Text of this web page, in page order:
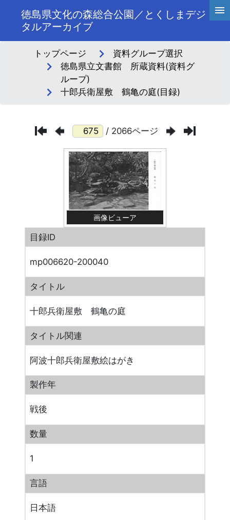
徳島県文化の森総合公園／とくしまデジ
タルアーカイブ
トップページ
資料グループ選択
徳島県立文書館 所蔵資料(資料グ
ループ)
十郎兵衛屋敷 鶴亀の庭(目録)
/ 2066ページ
画像ビューア
目録ID
mp006620-200040
タイトル
十郎兵衛屋敷 鶴亀の庭
タイトル関連
阿波十郎兵衛屋敷絵はがき
製作年
戦後
数量
1
言語
日本語